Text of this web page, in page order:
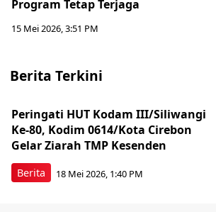
Program Tetap Terjaga
15 Mei 2026, 3:51 PM
Berita Terkini
Berita
Peringati HUT Kodam III/Siliwangi
Ke-80, Kodim 0614/Kota Cirebon
Gelar Ziarah TMP Kesenden
18 Mei 2026, 1:40 PM